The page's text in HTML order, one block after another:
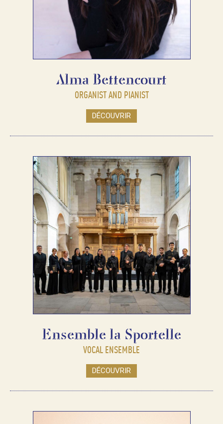
Alma Bettencourt
ORGANIST AND PIANIST
DÉCOUVRIR
Ensemble la Sportelle
VOCAL ENSEMBLE
DÉCOUVRIR